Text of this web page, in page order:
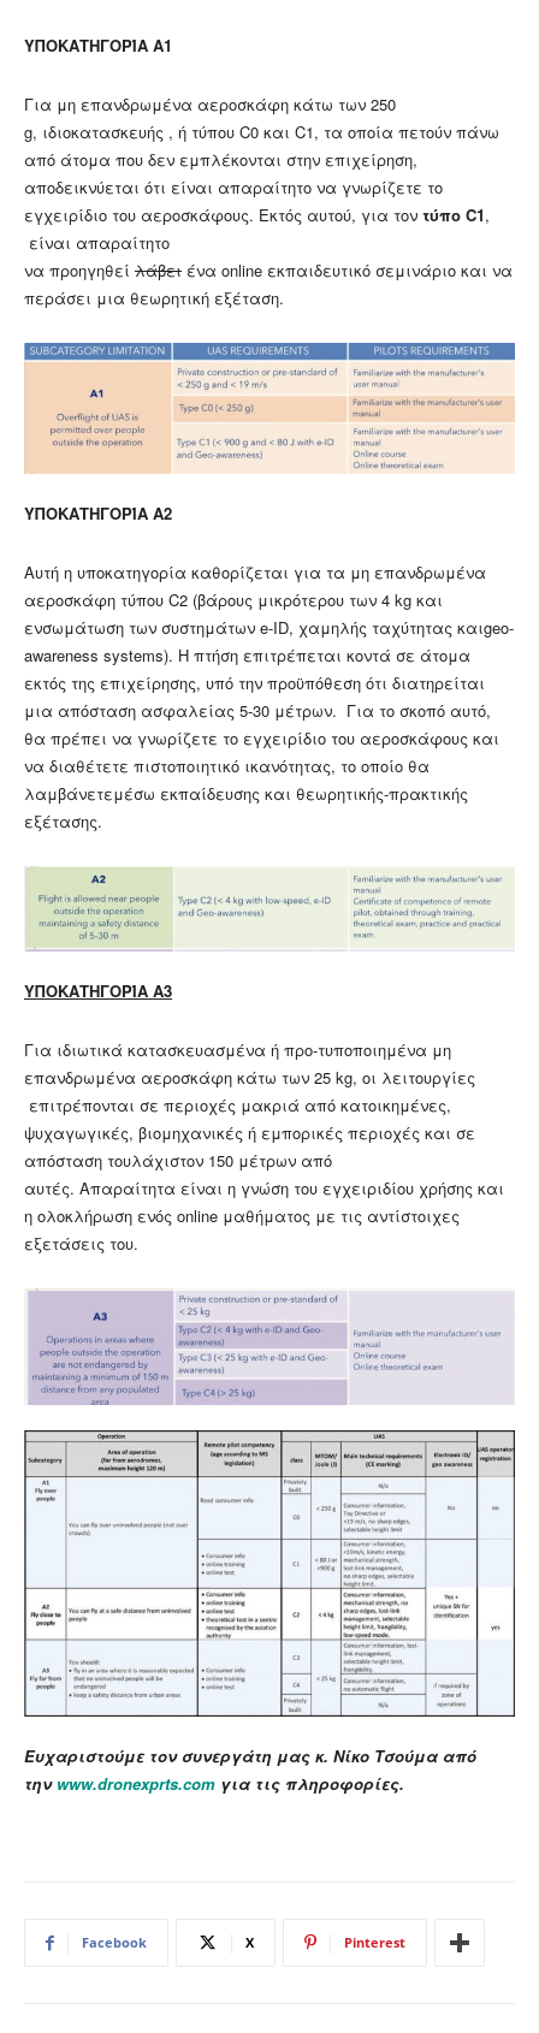
ΥΠΟΚΑΤΗΓΟΡΊΑ Α1
Για μη επανδρωμένα αεροσκάφη κάτω των 250
g, ιδιοκατασκευής , ή τύπου C0 και C1, τα οποία πετούν πάνω
από άτομα που δεν εμπλέκονται στην επιχείρηση,
αποδεικνύεται ότι είναι απαραίτητο να γνωρίζετε το
εγχειρίδιο του αεροσκάφους. Εκτός αυτού, για τον τύπο C1,
είναι απαραίτητο
να προηγηθεί λάβει ένα online εκπαιδευτικό σεμινάριο και να
περάσει μια θεωρητική εξέταση.
ΥΠΟΚΑΤΗΓΟΡΊΑ Α2
Αυτή η υποκατηγορία καθορίζεται για τα μη επανδρωμένα
αεροσκάφη τύπου C2 (βάρους μικρότερου των 4 kg και
ενσωμάτωση των συστημάτων e-ID, χαμηλής ταχύτητας καιgeo-
awareness systems). Η πτήση επιτρέπεται κοντά σε άτομα
εκτός της επιχείρησης, υπό την προϋπόθεση ότι διατηρείται
μια απόσταση ασφαλείας 5-30 μέτρων. Για το σκοπό αυτό,
θα πρέπει να γνωρίζετε το εγχειρίδιο του αεροσκάφους και
να διαθέτετε πιστοποιητικό ικανότητας, το οποίο θα
λαμβάνετεμέσω εκπαίδευσης και θεωρητικής-πρακτικής
εξέτασης.
ΥΠΟΚΑΤΗΓΟΡΊΑ Α3
Για ιδιωτικά κατασκευασμένα ή προ-τυποποιημένα μη
επανδρωμένα αεροσκάφη κάτω των 25 kg, οι λειτουργίες
επιτρέπονται σε περιοχές μακριά από κατοικημένες,
ψυχαγωγικές, βιομηχανικές ή εμπορικές περιοχές και σε
απόσταση τουλάχιστον 150 μέτρων από
αυτές. Απαραίτητα είναι η γνώση του εγχειριδίου χρήσης και
η ολοκλήρωση ενός online μαθήματος με τις αντίστοιχες
εξετάσεις του.
Ευχαριστούμε τον συνεργάτη μας κ. Νίκο Τσούμα από
την www.dronexprts.com για τις πληροφορίες.
Facebook X Pinterest